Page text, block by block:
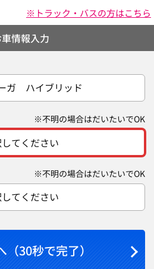
※トラック・バスの方はこちら
情報入力
ガ ハイブリッド
※不明の場合はだいたいでOK
てください
※不明の場合はだいたいでOK
てください
（30秒で完了）